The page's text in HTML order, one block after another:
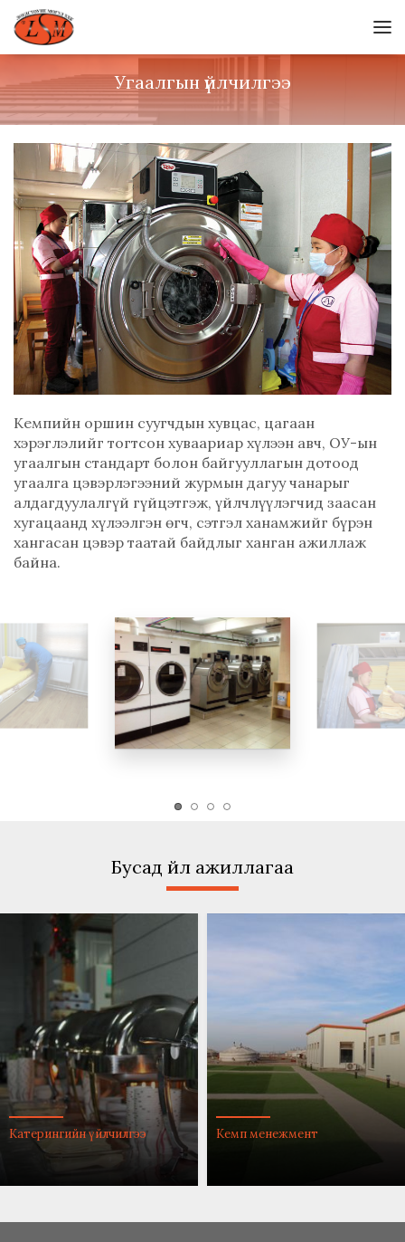
Угаалгын үйлчилгээ
Кемпийн оршин суугчдын хувцас, цагаан
хэрэглэлийг тогтсон хуваариар хүлээн авч, ОУ-ын
угаалгын стандарт болон байгууллагын дотоод
угаалга цэвэрлэгээний журмын дагуу чанарыг
алдагдуулалгүй гүйцэтгэж, үйлчлүүлэгчид заасан
хугацаанд хүлээлгэн өгч, сэтгэл ханамжийг бүрэн
хангасан цэвэр таатай байдлыг ханган ажиллаж
байна.
Бусад үйл ажиллагаа
Кемп менежмент Угаалгын үйлчилгээ